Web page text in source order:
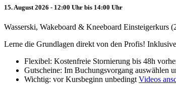
15. August 2026 - 12:00 Uhr bis 14:00 Uhr
Wasserski, Wakeboard & Kneeboard Einsteigerkurs
Lerne die Grundlagen direkt von den Profis!
Flexibel: Kostenfreie Stornierung bis 48h
Gutscheine: Im Buchungsvorgang auswählen
Wichtig: vor Kursbeginn unbedingt Videos